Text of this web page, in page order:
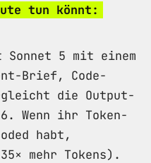
tun könnt:
Sonnet 5 mit einem
Brief, Code-
die Output-
Wenn ihr Token-
habt,
mehr Tokens).